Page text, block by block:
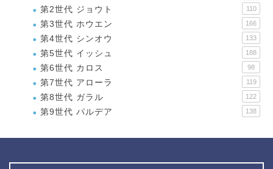
第2世代 ジョウト 110
第3世代 ホウエン 166
第4世代 シンオウ 133
第5世代 イッシュ 188
第6世代 カロス 98
第7世代 アローラ 119
第8世代 ガラル 122
第9世代 パルデア 138